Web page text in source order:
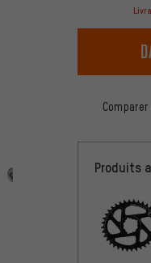
Comparer
Produits